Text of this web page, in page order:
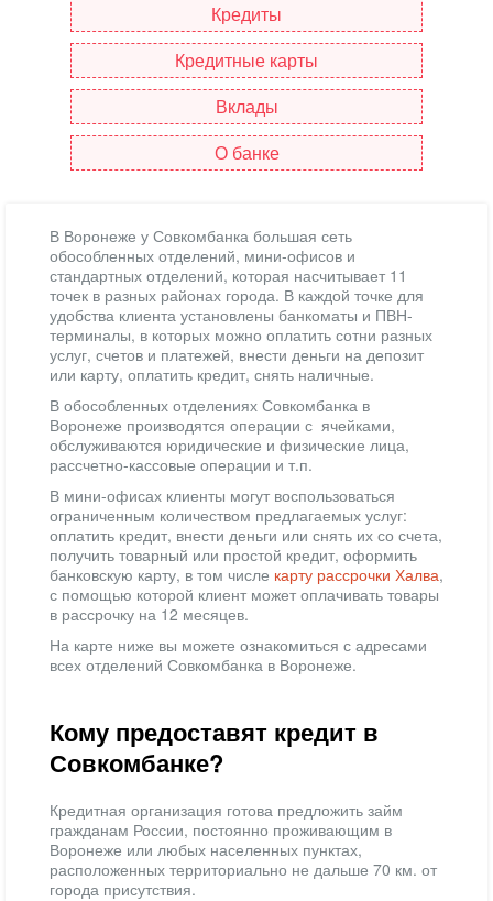
Кредиты
Кредитные карты
Вклады
О банке
В Воронеже у Совкомбанка большая сеть
обособленных отделений, мини-офисов и
стандартных отделений, которая насчитывает 11
точек в разных районах города. В каждой точке для
удобства клиента установлены банкоматы и ПВН-
терминалы, в которых можно оплатить сотни разных
услуг, счетов и платежей, внести деньги на депозит
или карту, оплатить кредит, снять наличные.
В обособленных отделениях Совкомбанка в
Воронеже производятся операции с ячейками,
обслуживаются юридические и физические лица,
рассчетно-кассовые операции и т.п.
В мини-офисах клиенты могут воспользоваться
ограниченным количеством предлагаемых услуг:
оплатить кредит, внести деньги или снять их со счета,
получить товарный или простой кредит, оформить
банковскую карту, в том числе карту рассрочки Халва,
с помощью которой клиент может оплачивать товары
в рассрочку на 12 месяцев.
На карте ниже вы можете ознакомиться с адресами
всех отделений Совкомбанка в Воронеже.
Кому предоставят кредит в
Совкомбанке?
Кредитная организация готова предложить займ
гражданам России, постоянно проживающим в
Воронеже или любых населенных пунктах,
расположенных территориально не дальше 70 км. от
города присутствия.